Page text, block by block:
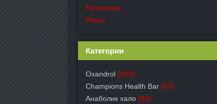
Липолики
Пепы
Категории
Oxandrol (104)
Champions Health Bar (57)
Анаболик хало (60)